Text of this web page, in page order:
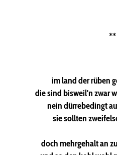
**
im land der rüben
die sind bisweil'n zwar
nein dürrebedingt
sie sollten
doch mehrgehalt an